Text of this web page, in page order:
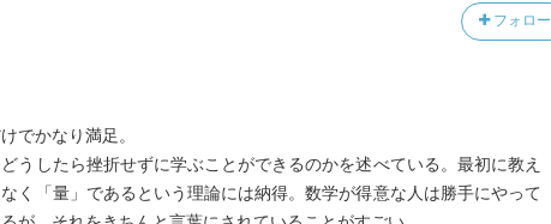
フォロー
でかなり満足。
うしたら挫折せずに学ぶことができるのかを述べている。最初に教え
く「量」であるという理論には納得。数学が得意な人は勝手にやって